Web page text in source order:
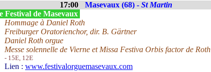
17:00 Masevaux (68) - St Martin
Festival de Masevaux
Hommage à Daniel Roth
Freiburger Oratorienchor, dir. B. Gärtner
Daniel Roth orgue
Messe solennelle de Vierne et Missa Festiva Orbis factor de Roth
- 15E, 12E
Lien : www.festivalorguemasevaux.com